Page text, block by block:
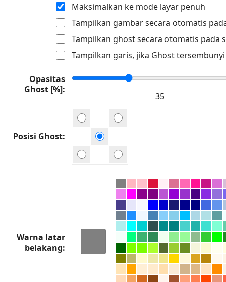
Maksimalkan ke mode layar penuh
Tampilkan gambar secara otomatis
Tampilkan ghost secara otomatis pada
Tampilkan garis, jika Ghost tersembunyi
Opasitas
Ghost [%]
Posisi Ghost
Warna latar
belakang